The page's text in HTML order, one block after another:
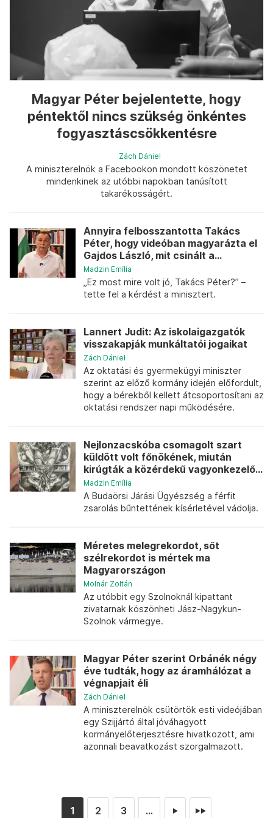
Magyar Péter bejelentette, hogy
péntektől nincs szükség önkéntes
fogyasztáscsökkentésre
Zách Dániel
A miniszterelnök a Facebookon mondott köszönetet
mindenkinek az utóbbi napokban tanúsított
takarékosságért.
Annyira felbosszantotta Takács
Péter, hogy videóban magyarázta el
Gajdos László, mit csinált a...
Madzin Emília
„Ez most mire volt jó, Takács Péter?” –
tette fel a kérdést a minisztert.
Lannert Judit: Az iskolaigazgatók
visszakapják munkáltatói jogaikat
Zách Dániel
Az oktatási és gyermekügyi miniszter
szerint az előző kormány idején előfordult,
hogy a bérekből kellett átcsoportosítani az
oktatási rendszer napi működésére.
Nejlonzacskóba csomagolt szart
küldött volt főnökének, miután
kirúgták a közérdekű vagyonkezelő...
Madzin Emília
A Budaörsi Járási Ügyészség a férfit
zsarolás bűntettének kísérletével vádolja.
Méretes melegrekordot, sőt
szélrekordot is mértek ma
Magyarországon
Molnár Zoltán
Az utóbbit egy Szolnoknál kipattant
zivatarnak köszönheti Jász-Nagykun-
Szolnok vármegye.
Magyar Péter szerint Orbánék négy
éve tudták, hogy az áramhálózat a
végnapjait éli
Zách Dániel
A miniszterelnök csütörtök esti videójában
egy Szijjártó által jóváhagyott
kormányelőterjesztésre hivatkozott, ami
azonnali beavatkozást szorgalmazott.
1 2 3 ... ► ►►